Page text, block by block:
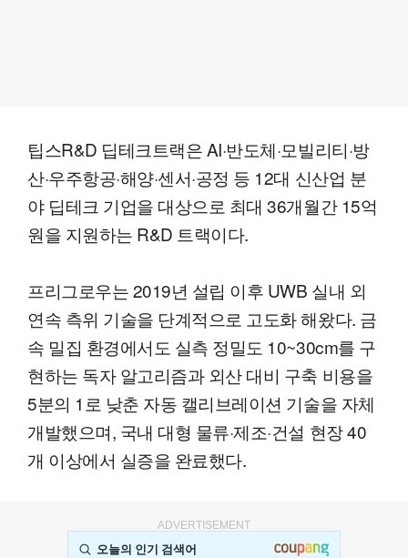
팁스R&D 딥테크트랙은 AI·반도체·모빌리티·방
산·우주항공·해양·센서·공정 등 12대 신산업 분
야 딥테크 기업을 대상으로 최대 36개월간 15억
원을 지원하는 R&D 트랙이다.
프리그로우는 2019년 설립 이후 UWB 실내 외
연속 측위 기술을 단계적으로 고도화 해왔다. 금
속 밀집 환경에서도 실측 정밀도 10~30cm를 구
현하는 독자 알고리즘과 외산 대비 구축 비용을
5분의 1로 낮춘 자동 캘리브레이션 기술을 자체
개발했으며, 국내 대형 물류·제조·건설 현장 40
개 이상에서 실증을 완료했다.
ADVERTISEMENT